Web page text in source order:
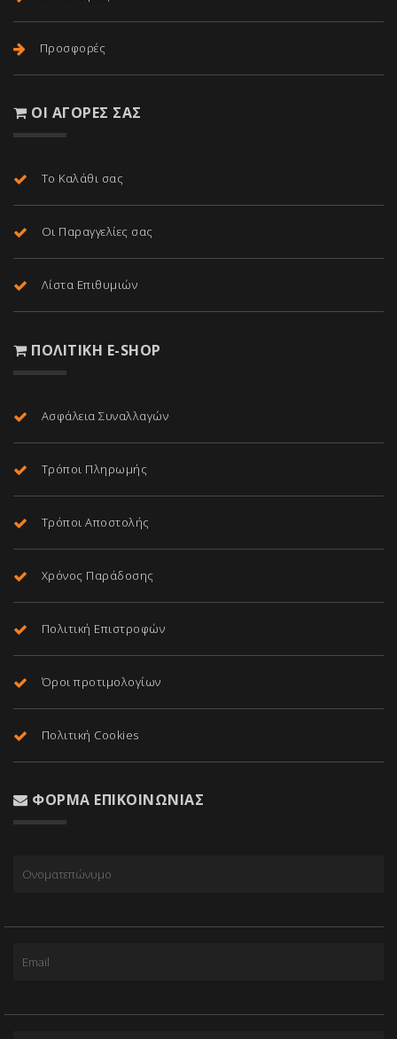
Προσφορές
ΟΙ ΑΓΟΡΈΣ ΣΑΣ
Το Καλάθι σας
Οι Παραγγελίες σας
Λίστα Επιθυμιών
ΠΟΛΙΤΙΚΉ E-SHOP
Ασφάλεια Συναλλαγών
Τρόποι Πληρωμής
Τρόποι Αποστολής
Χρόνος Παράδοσης
Πολιτική Επιστροφών
Όροι προτιμολογίων
Πολιτική Cookies
ΦΌΡΜΑ ΕΠΙΚΟΙΝΩΝΊΑΣ